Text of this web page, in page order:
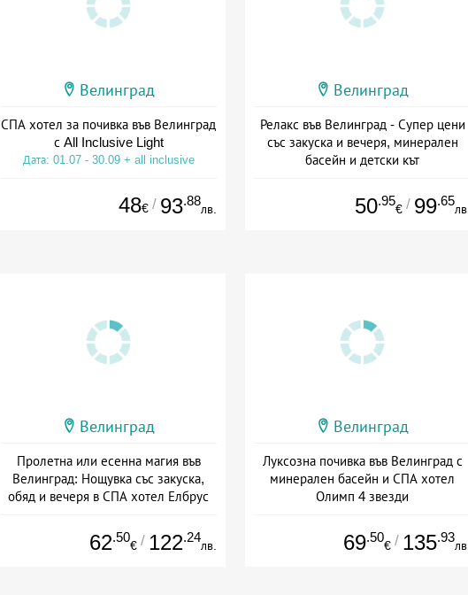
Велинград
СПА хотел за почивка във Велинград
с All Inclusive Light
Дата: 01.07 - 30.09 + all inclusive
48€ / 93.88
лв.
Велинград
Релакс във Велинград - Супер цени
със закуска и вечеря, минерален
басейн и детски кът
50.95
€ / 99.65
лв.
Велинград
Пролетна или есенна магия във
Велинград: Нощувка със закуска,
обяд и вечеря в СПА хотел Елбрус
62.50
€ / 122.24
лв.
Велинград
Луксозна почивка във Велинград с
минерален басейн и СПА хотел
Олимп 4 звезди
69.50
€ / 135.93
лв.